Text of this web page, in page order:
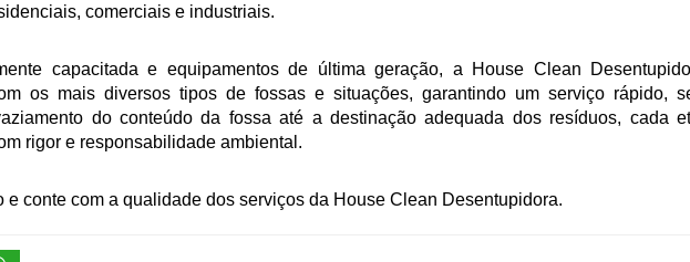
comerciais e industriais.
capacitada e equipamentos de última geração, a House Clean
os mais diversos tipos de fossas e situações, garantindo um serviço rápido,
do conteúdo da fossa até a destinação adequada dos resíduos, cada
rigor e responsabilidade ambiental.
e conte com a qualidade dos serviços da House Clean Desentupidora.